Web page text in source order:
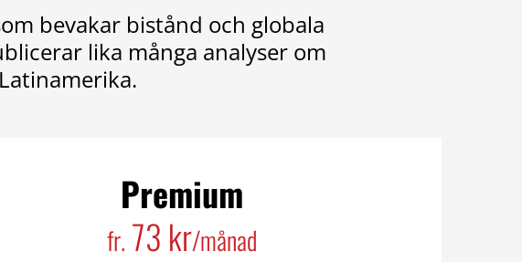
bevakar bistånd och globala
lika många analyser om
Premium
fr. 73 kr/månad